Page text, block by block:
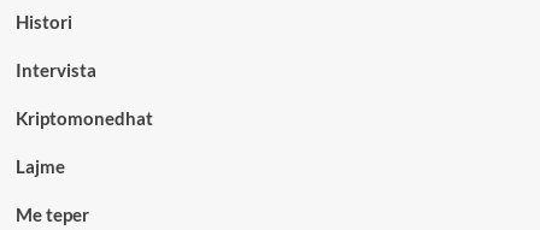
Histori
Intervista
Kriptomonedhat
Lajme
Me teper